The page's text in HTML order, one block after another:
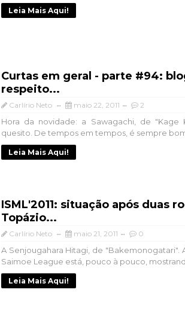
Leia Mais Aqui!
Curtas em geral - parte #94:
respeito...
Carlírio Neto maio 22, 2011 2
Hora da novidade: a Sawagachi, de "Kage
quesito. De tempos em tempos, é sempre bom
Leia Mais Aqui!
ISML'2011: situação após duas
Topázio...
Carlírio Neto maio 21, 2011 0
A Senjougahara Hitagi, de "Bakemonogatari".
Saimoe League está, pouco à pouco,
Leia Mais Aqui!